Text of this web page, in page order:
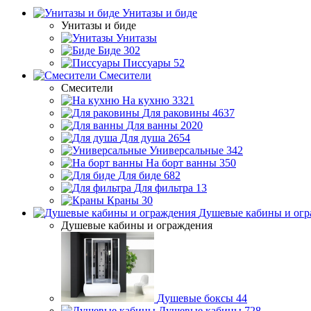
Унитазы и биде
Унитазы и биде
Унитазы
Биде 302
Писсуары 52
Смесители
Смесители
На кухню 3321
Для раковины 4637
Для ванны 2020
Для душа 2654
Универсальные 342
На борт ванны 350
Для биде 682
Для фильтра 13
Краны 30
Душевые кабины и
Душевые кабины и ограждения
Душевые боксы 44